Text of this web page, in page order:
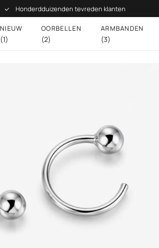
Honderdduizenden tevreden klanten
NIEUW
(1)
OORBELLEN
(2)
ARMBANDEN
(3)